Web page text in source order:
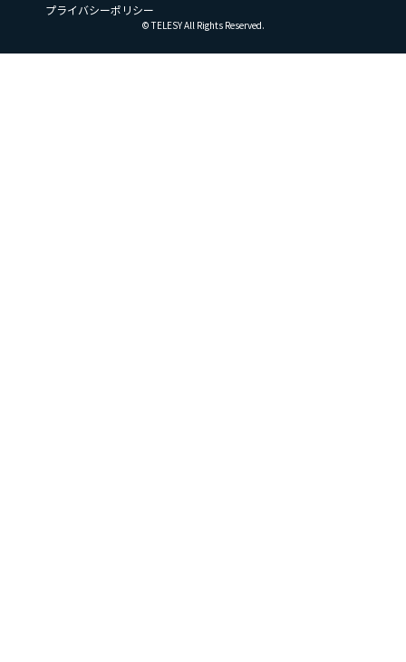
プライバシーポリシー
© TELESY All Rights Reserved.